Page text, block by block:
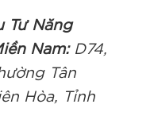
Tư Năng
Nam:D74,
Tân
Hòa, Tỉnh